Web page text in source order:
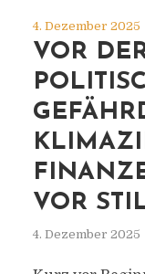
4. Dezember 2025
VOR
VOR
4. Dezember 2025